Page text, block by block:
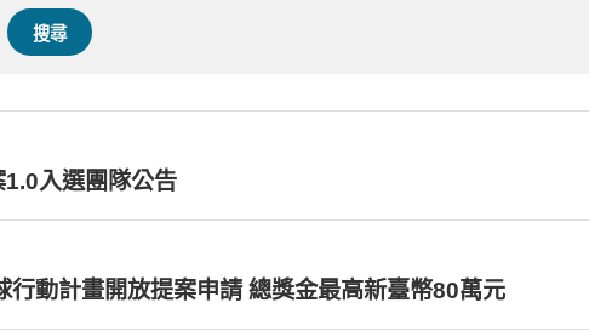
搜尋
入選團隊公告
動計畫開放提案申請 總獎金最高新臺幣80萬元